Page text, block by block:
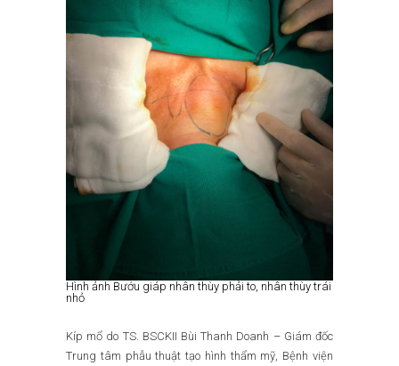
Hình ảnh Bướu giáp nhân thùy phải to, nhân thùy trái
nhỏ
Kíp mổ do TS. BSCKII Bùi Thanh Doanh – Giám đốc
Trung tâm phẫu thuật tạo hình thẩm mỹ, Bệnh viện